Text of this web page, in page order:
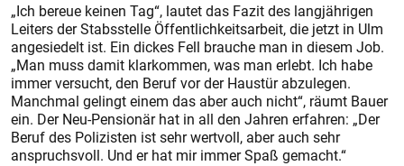
„Ich bereue keinen Tag“, lautet das Fazit des langjährigen
Leiters der Stabsstelle Öffentlichkeitsarbeit, die jetzt in Ulm
angesiedelt ist. Ein dickes Fell brauche man in diesem Job.
„Man muss damit klarkommen, was man erlebt. Ich habe
immer versucht, den Beruf vor der Haustür abzulegen.
Manchmal gelingt einem das aber auch nicht“, räumt Bauer
ein. Der Neu-Pensionär hat in all den Jahren erfahren: „Der
Beruf des Polizisten ist sehr wertvoll, aber auch sehr
anspruchsvoll. Und er hat mir immer Spaß gemacht.“